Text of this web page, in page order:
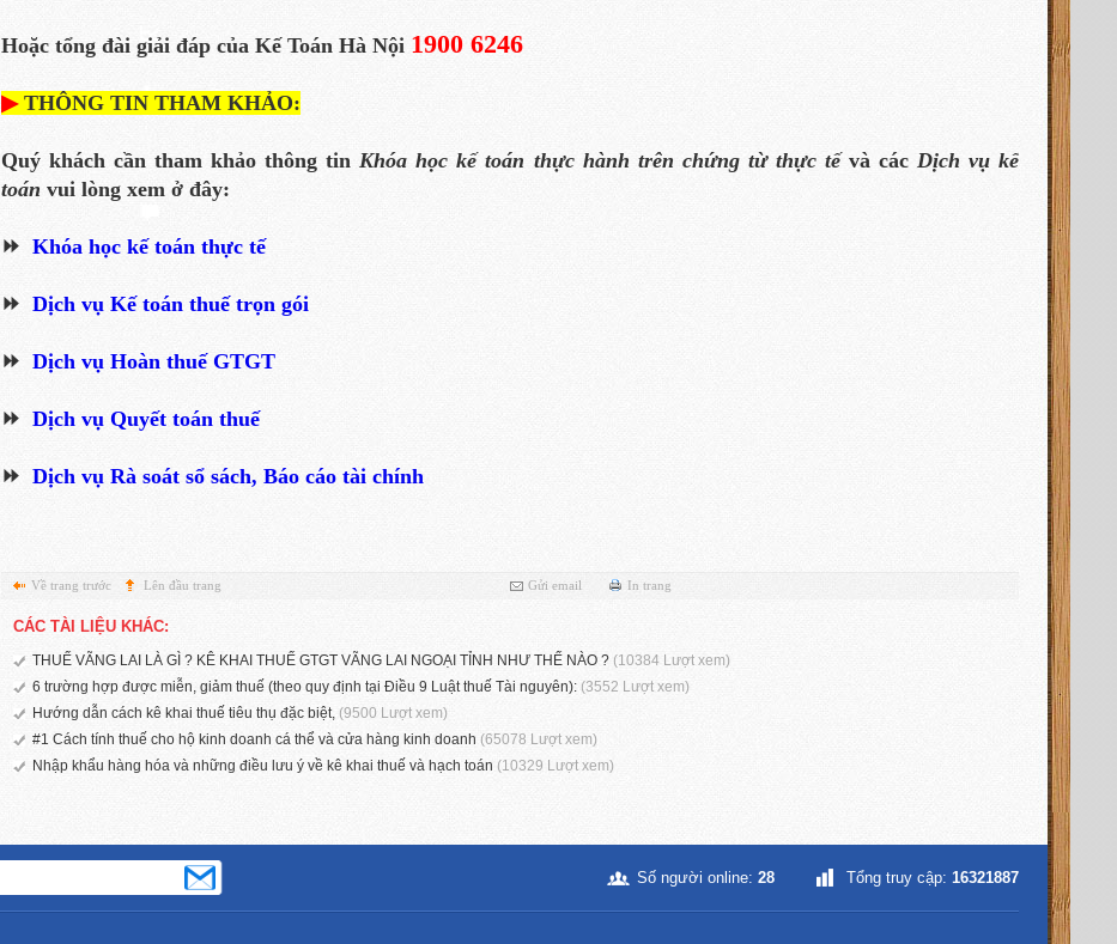
Hoặc tổng đài giải đáp của Kế Toán Hà Nội 1900 6246
▶ THÔNG TIN THAM KHẢO:
Quý khách cần tham khảo thông tinKhóa học kế toán thực hành trên chứng từ thực tếvà cácDịch vụ kế
toán vui lòng xem ở đây:
⏩ Khóa học kế toán thực tế
⏩ Dịch vụ Kế toán thuế trọn gói
⏩ Dịch vụ Hoàn thuế GTGT
⏩ Dịch vụ Quyết toán thuế
⏩ Dịch vụ Rà soát sổ sách, Báo cáo tài chính
Về trang trước Lên đầu trang Gửi email In trang
CÁC TÀI LIỆU KHÁC:
THUẾ VÃNG LAI LÀ GÌ ? KÊ KHAI THUẾ GTGT VÃNG LAI NGOẠI TỈNH NHƯ THẾ NÀO ? (10384 Lượt xem)
6 trường hợp được miễn, giảm thuế (theo quy định tại Điều 9 Luật thuế Tài nguyên): (3552 Lượt xem)
Hướng dẫn cách kê khai thuế tiêu thụ đặc biệt, (9500 Lượt xem)
#1 Cách tính thuế cho hộ kinh doanh cá thể và cửa hàng kinh doanh (65078 Lượt xem)
Nhập khẩu hàng hóa và những điều lưu ý về kê khai thuế và hạch toán (10329 Lượt xem)
Số người online: 28 Tổng truy cập: 16321887